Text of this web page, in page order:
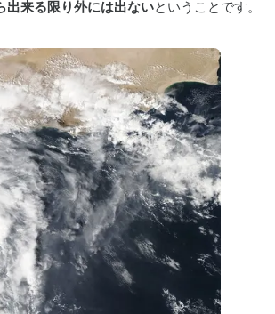
出来る限り外には出ないということです。